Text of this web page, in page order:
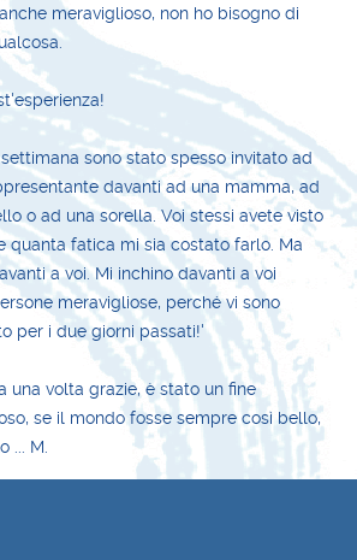
meraviglioso, non ho bisogno di
sono stato spesso invitato ad
davanti ad una mamma, ad
o ad una sorella. Voi stessi avete visto
quanta fatica mi sia costato farlo. Ma
a voi. Mi inchino davanti a voi
meravigliose, perché vi sono
per i due giorni passati!'
una volta grazie, è stato un fine
se il mondo fosse sempre così bello,
... M.